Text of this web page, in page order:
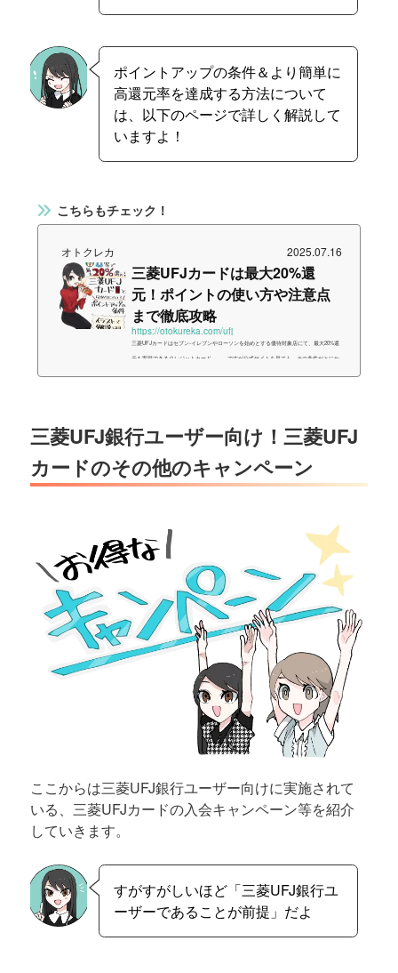
ポイントアップの条件＆より簡単に
高還元率を達成する方法について
は、以下のページで詳しく解説して
いますよ！
こちらもチェック！
オトクレカ 2025.07.16
三菱UFJカードは最大20%還
元！ポイントの使い方や注意点
まで徹底攻略
https://otokureka.com/ufj
三菱UFJカードはセブン-イレブンやローソンを始めとする優待対象店にて、最大20%還
元を実現できるクレジットカード。……ですが公式サイトを見ても、その条件がとにか
ードをお探しの方は、「三井住友カー...
三菱UFJ銀行ユーザー向け！三菱UFJ
カードのその他のキャンペーン
ここからは三菱UFJ銀行ユーザー向けに実施されて
いる、三菱UFJカードの入会キャンペーン等を紹介
していきます。
すがすがしいほど「三菱UFJ銀行ユ
ーザーであることが前提」だよ